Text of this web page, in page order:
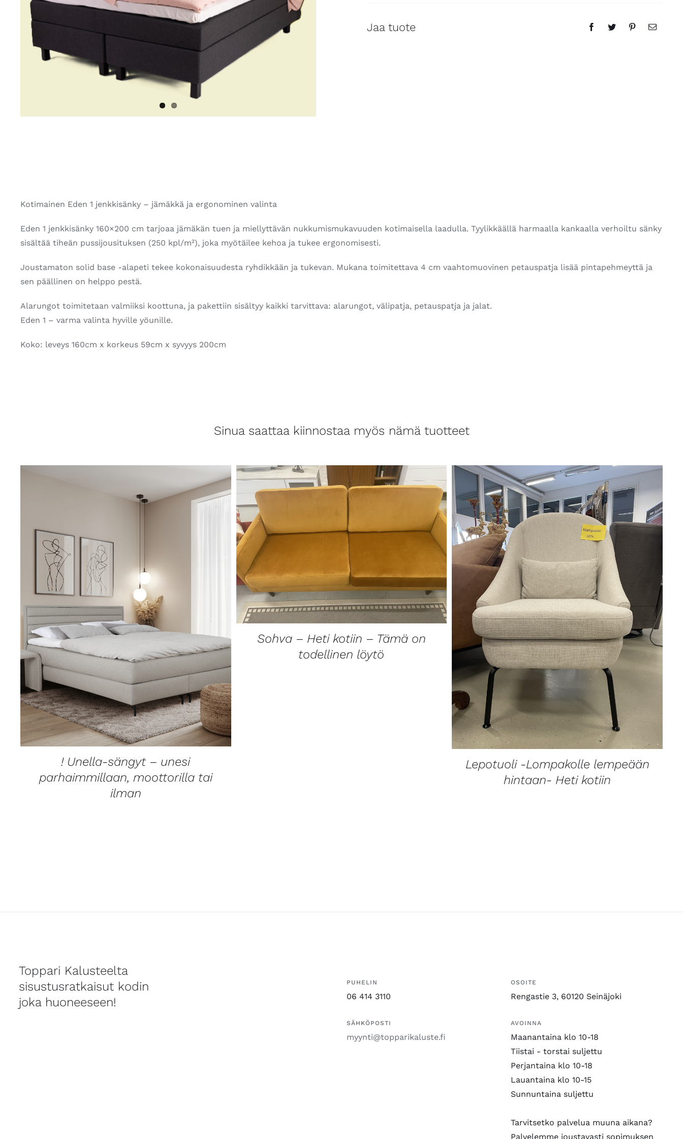
Jaa tuote
Kotimainen Eden 1 jenkkisänky – jämäkkä ja ergonominen valinta
Eden 1 jenkkisänky 160×200 cm tarjoaa jämäkän tuen ja miellyttävän nukkumismukavuuden kotimaisella laadulla. Tyylikkäällä harmaalla kankaalla verhoiltu sänky
sisältää tiheän pussijousituksen (250 kpl/m²), joka myötäilee kehoa ja tukee ergonomisesti.
Joustamaton solid base -alapeti tekee kokonaisuudesta ryhdikkään ja tukevan. Mukana toimitettava 4 cm vaahtomuovinen petauspatja lisää pintapehmeyttä ja
sen päällinen on helppo pestä.
Alarungot toimitetaan valmiiksi koottuna, ja pakettiin sisältyy kaikki tarvittava: alarungot, välipatja, petauspatja ja jalat.
Eden 1 – varma valinta hyville yöunille.
Koko: leveys 160cm x korkeus 59cm x syvyys 200cm
Sinua saattaa kiinnostaa myös nämä tuotteet
LISÄTIETOJA
! Unella-sängyt – unesi
parhaimmillaan, moottorilla tai
ilman
LISÄTIETOJA
Sohva – Heti kotiin – Tämä on
todellinen löytö
LISÄTIETOJA
Lepotuoli -Lompakolle lempeään
hintaan- Heti kotiin
Toppari Kalusteelta
sisustusratkaisut kodin
joka huoneeseen!
PUHELIN
06 414 3110
SÄHKÖPOSTI
myynti@topparikaluste.fi
OSOITE
Rengastie 3, 60120 Seinäjoki
AVOINNA
Maanantaina klo 10-18
Tiistai - torstai suljettu
Perjantaina klo 10-18
Lauantaina klo 10-15
Sunnuntaina suljettu
Tarvitsetko palvelua muuna aikana?
Palvelemme joustavasti sopimuksen